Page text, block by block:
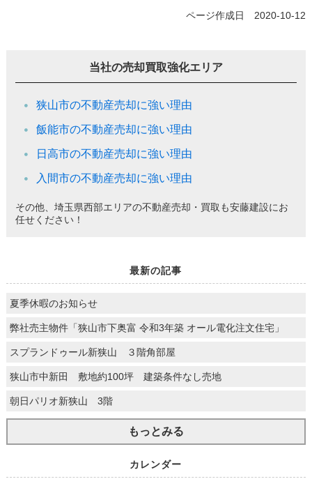
ページ作成日 2020-10-12
当社の売却買取強化エリア
狭山市の不動産売却に強い理由
飯能市の不動産売却に強い理由
日高市の不動産売却に強い理由
入間市の不動産売却に強い理由
その他、埼玉県西部エリアの不動産売却・買取も安藤建設にお
任せください！
最新の記事
夏季休暇のお知らせ
弊社売主物件「狭山市下奥富 令和3年築 オール電化注文住宅」
スプランドゥール新狭山 ３階角部屋
狭山市中新田 敷地約100坪 建築条件なし売地
朝日パリオ新狭山 3階
もっとみる
カレンダー